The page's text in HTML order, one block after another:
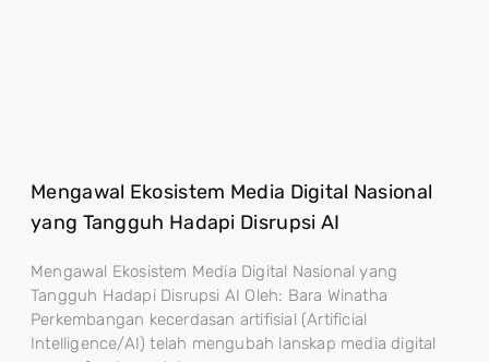
Mengawal Ekosistem Media Digital Nasional
yang Tangguh Hadapi Disrupsi AI
Mengawal Ekosistem Media Digital Nasional yang
Tangguh Hadapi Disrupsi AI Oleh: Bara Winatha
Perkembangan kecerdasan artifisial (Artificial
Intelligence/AI) telah mengubah lanskap media digital